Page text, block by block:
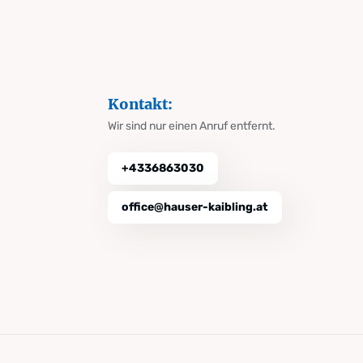
Kontakt:
Wir sind nur einen Anruf entfernt.
+4336863030
office@hauser-kaibling.at